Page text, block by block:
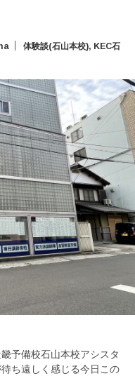
体験談(石山本校), KEC石
予備校石山本校アシスタ
ち遠しく感じる今日この